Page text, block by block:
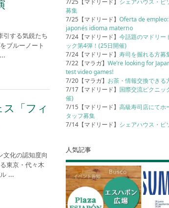
する気鋭たち
ブルーノート
ス「フィ
化の認知度向
東京・代々木
...
7/25【マドリード】 シェアハウス・ピ
募集
7/25【マドリード】Oferta de
japonés idioma materno
7/24【マドリード】今話題のマドリー
ック第4弾！(25日開催)
7/24【マドリード】寿司を握れる方募
7/22【マラガ】We’re looking for
test video games!
7/20【マラガ】 お茶・情報交換できる
7/17【マドリード】 国際交流ピクニッ
催)
7/15【マドリード】高級寿司店にてホ
タッフ募集
7/14【マドリード】 シェアハウス・ピ
人気記事